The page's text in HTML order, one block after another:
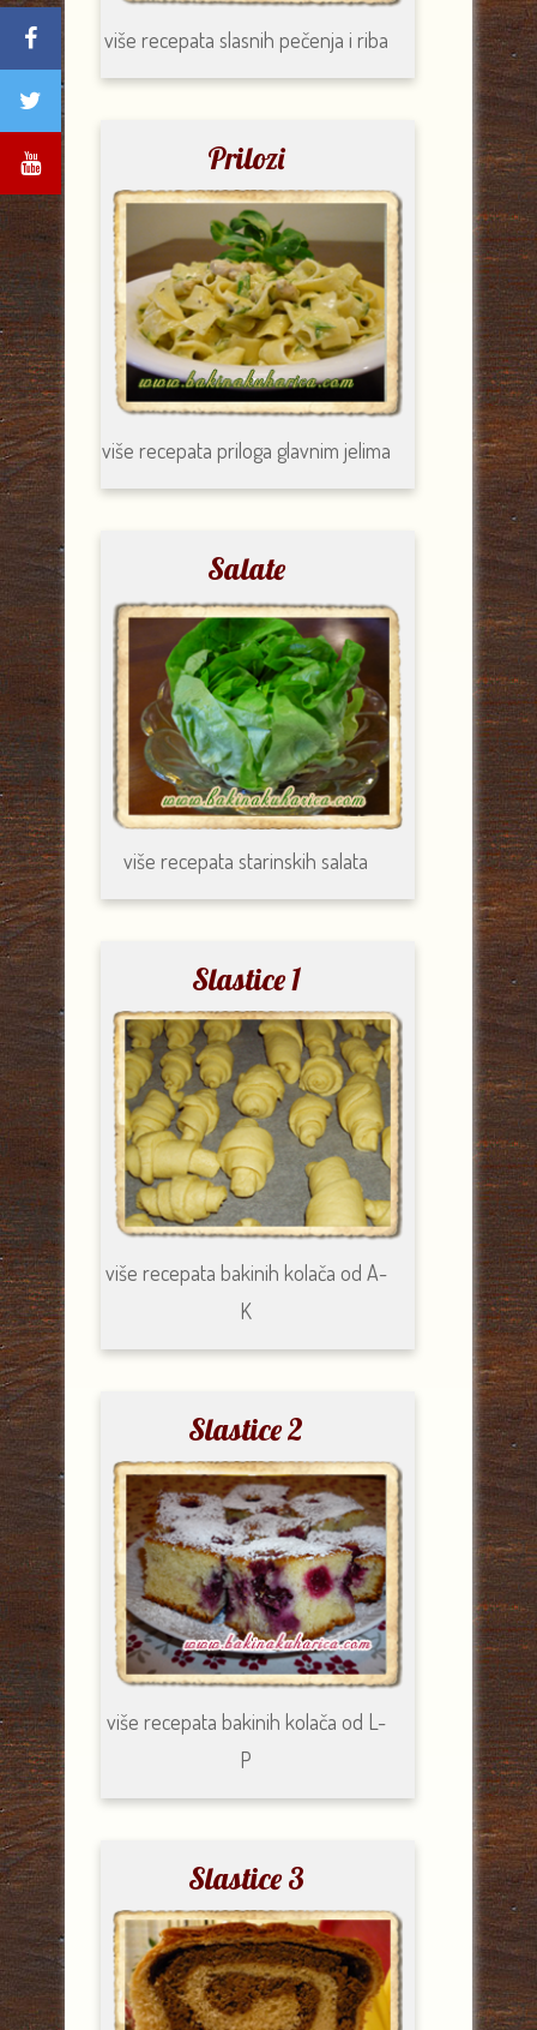
više recepata slasnih pečenja i riba
Prilozi
više recepata priloga glavnim jelima
Salate
više recepatastarinskih salata
Slastice 1
više recepata bakinih kolača od A-
K
Slastice 2
više recepata bakinih kolača od L-
P
Slastice 3